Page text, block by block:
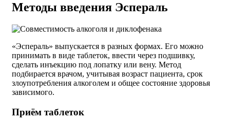
Методы введения Эспераль
«Эспераль» выпускается в разных формах. Его можно
принимать в виде таблеток, ввести через подшивку,
сделать инъекцию под лопатку или вену. Метод
подбирается врачом, учитывая возраст пациента, срок
злоупотребления алкоголем и общее состояние здоровья
зависимого.
Приём таблеток